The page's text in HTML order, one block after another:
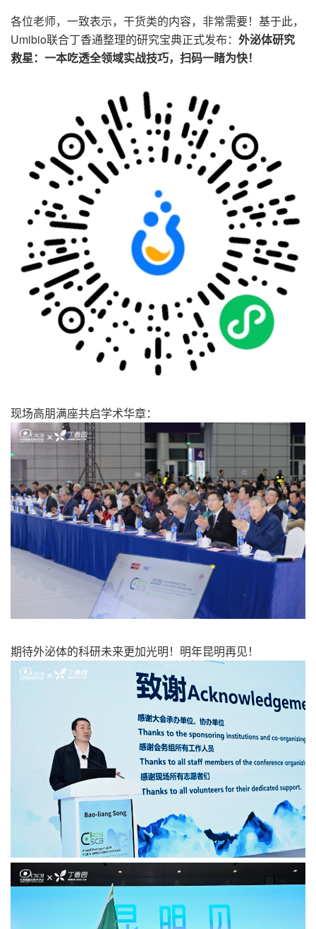
各位老师，一致表示，干货类的内容，非常需要！基于此，
Umibio联合丁香通整理的研究宝典正式发布： 外泌体研究
救星：一本吃透全领域实战技巧，扫码一睹为快！
现场高朋满座共启学术华章：
期待外泌体的科研未来更加光明！明年昆明再见！